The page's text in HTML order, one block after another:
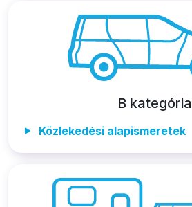
B kategória
Közlekedési alapismeretek